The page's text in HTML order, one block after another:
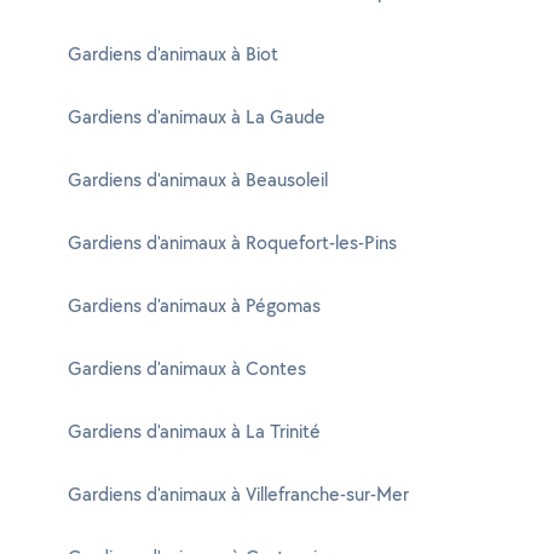
Gardiens d'animaux à Biot
Gardiens d'animaux à La Gaude
Gardiens d'animaux à Beausoleil
Gardiens d'animaux à Roquefort-les-Pins
Gardiens d'animaux à Pégomas
Gardiens d'animaux à Contes
Gardiens d'animaux à La Trinité
Gardiens d'animaux à Villefranche-sur-Mer